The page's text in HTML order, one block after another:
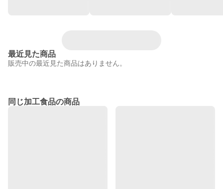
最近見た商品
販売中の最近見た商品はありません。
同じ加工食品の商品